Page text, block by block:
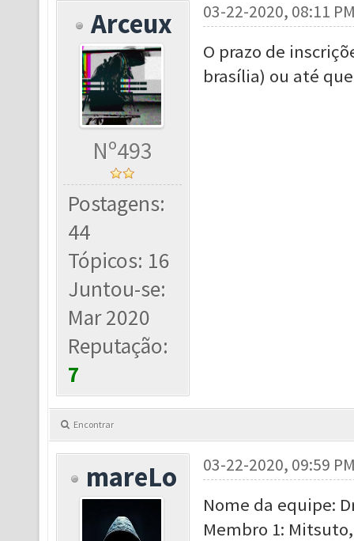
Arceux
Nº493
Postagens:
44
Tópicos: 16
Juntou-se:
Mar 2020
Reputação:
7
03-22-2020, 08:11
O prazo de
brasília) ou até
Encontrar
mareLo 03-22-2020, 09:59
Nome da equipe:
Membro 1: